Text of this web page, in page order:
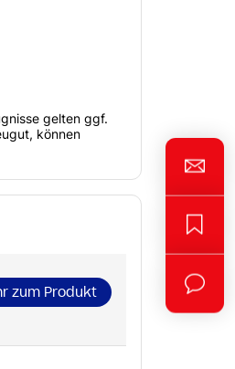
gelten ggf.
können
zum Produkt